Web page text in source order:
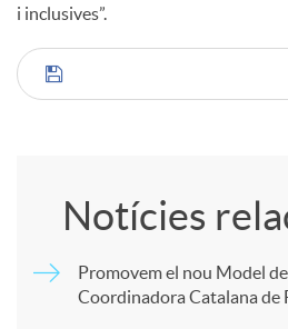
i inclusives”.
C
Notícies
Promovem el nou Model
Coordinadora Catalana de